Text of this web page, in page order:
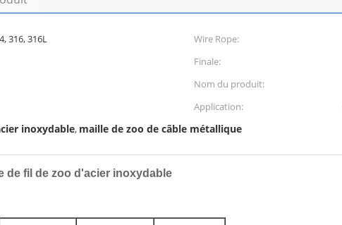
316, 316L Wire Rope:
Finale:
Nom du produit:
Application:
inoxydable, maille de zoo de câble métallique
de fil de zoo d'acier inoxydable